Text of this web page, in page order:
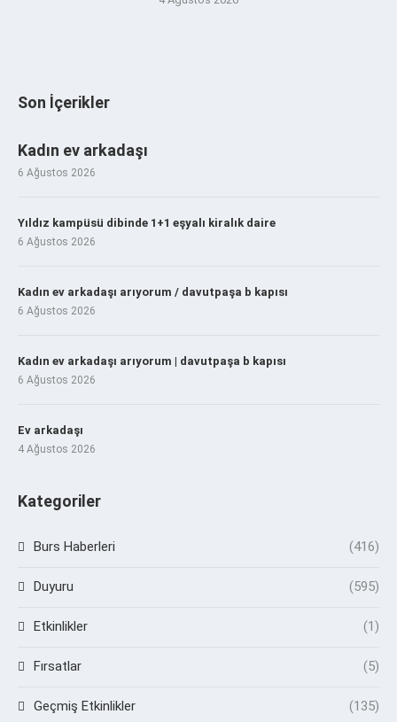
Son İçerikler
Kadın ev arkadaşı
6 Ağustos 2026
Yıldız kampüsü dibinde 1+1 eşyalı kiralık daire
6 Ağustos 2026
Kadın ev arkadaşı arıyorum / davutpaşa b kapısı
6 Ağustos 2026
Kadın ev arkadaşı arıyorum | davutpaşa b kapısı
6 Ağustos 2026
Ev arkadaşı
4 Ağustos 2026
Kategoriler
Burs Haberleri (416)
Duyuru (595)
Etkinlikler (1)
Fırsatlar (5)
Geçmiş Etkinlikler (135)